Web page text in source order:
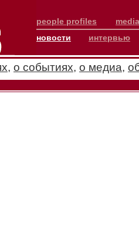
people profiles
новости
интервью
, о событиях, о медиа,